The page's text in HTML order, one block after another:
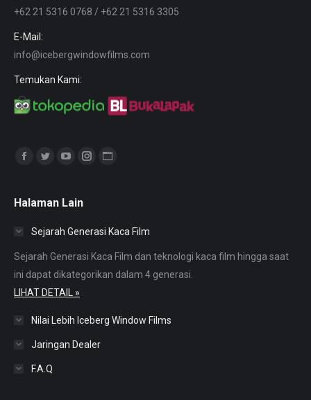
+62 21 5316 0768 / +62 21 5316 3305
E-Mail:
info@icebergwindowfilms.com
Temukan Kami:
Find us on:
opens
new
window
opens
new
window
opens
new
window
new
window
new
window
Halaman Lain
Sejarah Generasi Kaca Film
Sejarah Generasi Kaca Film dan teknologi kaca film hingga saat
ini dapat dikategorikan dalam 4 generasi.
LIHAT DETAIL »
Nilai Lebih Iceberg Window Films
Jaringan Dealer
F.A.Q